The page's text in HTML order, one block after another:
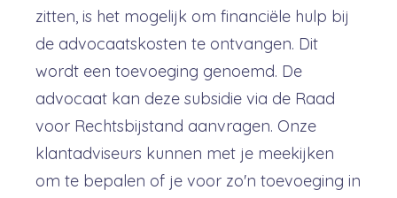
zitten, is het mogelijk om financiële hulp bij
de advocaatskosten te ontvangen. Dit
wordt een toevoeging genoemd. De
advocaat kan deze subsidie via de Raad
voor Rechtsbijstand aanvragen. Onze
klantadviseurs kunnen met je meekijken
om te bepalen of je voor zo'n toevoeging in